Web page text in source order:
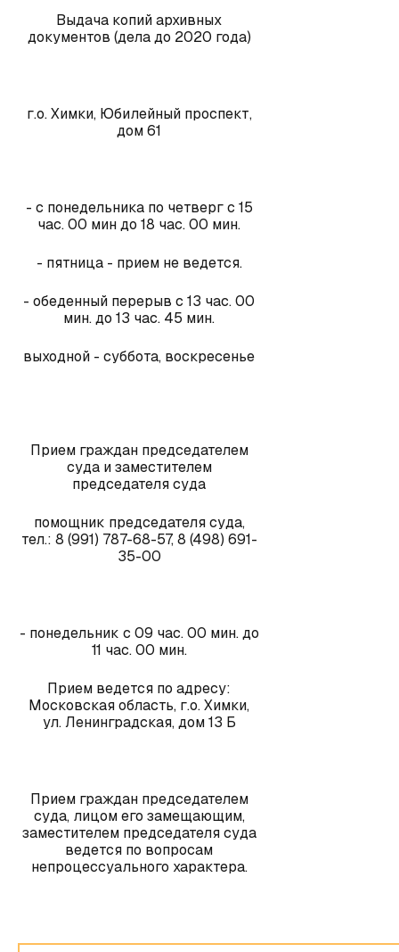
Выдача копий архивных
документов (дела до 2020 года)
г.о. Химки, Юбилейный проспект,
дом 61
- с понедельника по четверг с 15
час. 00 мин до 18 час. 00 мин.
- пятница - прием не ведется.
- обеденный перерыв с 13 час. 00
мин. до 13 час. 45 мин.
выходной - суббота, воскресенье
Прием граждан председателем
суда и заместителем
председателя суда
помощник председателя суда,
тел.: 8 (991) 787-68-57, 8 (498) 691-
35-00
- понедельник с 09 час. 00 мин. до
11 час. 00 мин.
Прием ведется по адресу:
Московская область, г.о. Химки,
ул. Ленинградская, дом 13 Б
Прием граждан председателем
суда, лицом его замещающим,
заместителем председателя суда
ведется по вопросам
непроцессуального характера.